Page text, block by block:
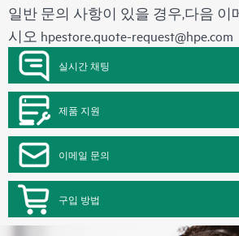
일반 문의 사항이 있을 경우,다음 이
시오 hpestore.quote-request@hpe.com
실시간 채팅
제품 지원
이메일 문의
구입 방법